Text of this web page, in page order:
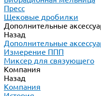
Пресс
Щековые дробилки
Дополнительные
Назад
Дополнительные
Измерение ППП
Миксер для связующего
Компания
Назад
Компания